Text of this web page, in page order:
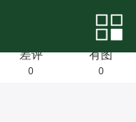
差评
0
有图
0